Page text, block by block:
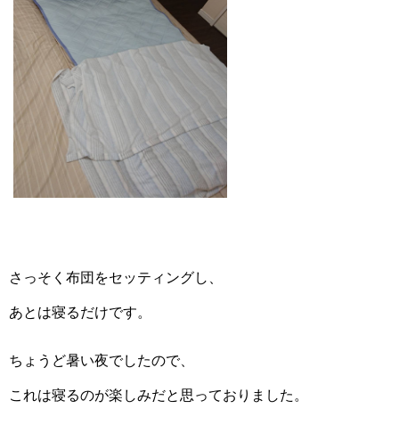
さっそく布団をセッティングし、
あとは寝るだけです。
ちょうど暑い夜でしたので、
これは寝るのが楽しみだと思っておりました。